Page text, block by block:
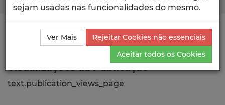
Ciência_Iscte Comunicações
Descrição Detalhada
da Comunicação
Visualizações
text.publication_views_page
sejam usadas nas funcionalidades do mesmo.
Ver Mais
Rejeitar Cookies não essenciais
Aceitar todos os Cookies